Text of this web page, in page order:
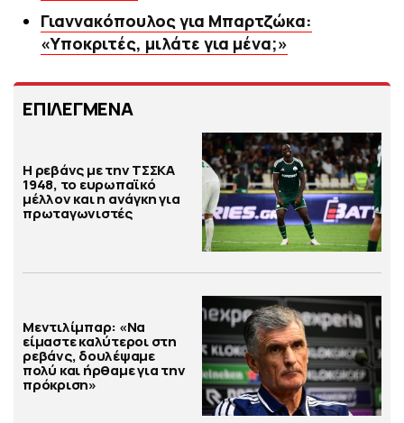
Γιαννακόπουλος για Μπαρτζώκα:
«Υποκριτές, μιλάτε για μένα;»
ΕΠΙΛΕΓΜΕΝΑ
Η ρεβάνς με την ΤΣΣΚΑ
1948, το ευρωπαϊκό
μέλλον και η ανάγκη για
πρωταγωνιστές
Μεντιλίμπαρ: «Να
είμαστε καλύτεροι στη
ρεβάνς, δουλέψαμε
πολύ και ήρθαμε για την
πρόκριση»